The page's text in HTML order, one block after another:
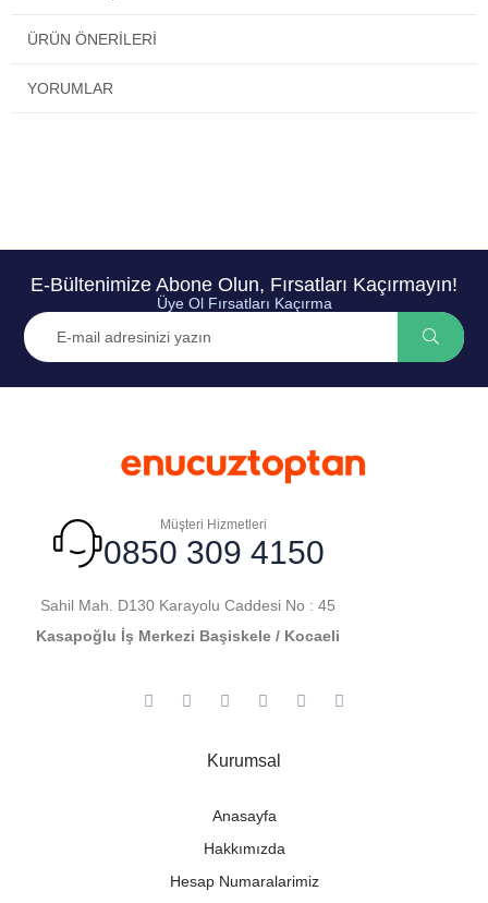
ÜRÜN ÖNERILERI
YORUMLAR
E-Bültenimize Abone Olun, Fırsatları Kaçırmayın!
Üye Ol Fırsatları Kaçırma
Müşteri Hizmetleri
0850 309 4150
Sahil Mah. D130 Karayolu Caddesi No : 45
Kasapoğlu İş Merkezi Başiskele / Kocaeli
Kurumsal
Anasayfa
Hakkımızda
Hesap Numaralarimiz